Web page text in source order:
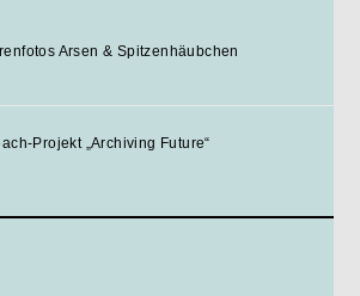
Arsen & Spitzenhäubchen
Projekt „Archiving Future“